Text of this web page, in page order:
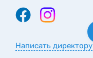
Написать директору